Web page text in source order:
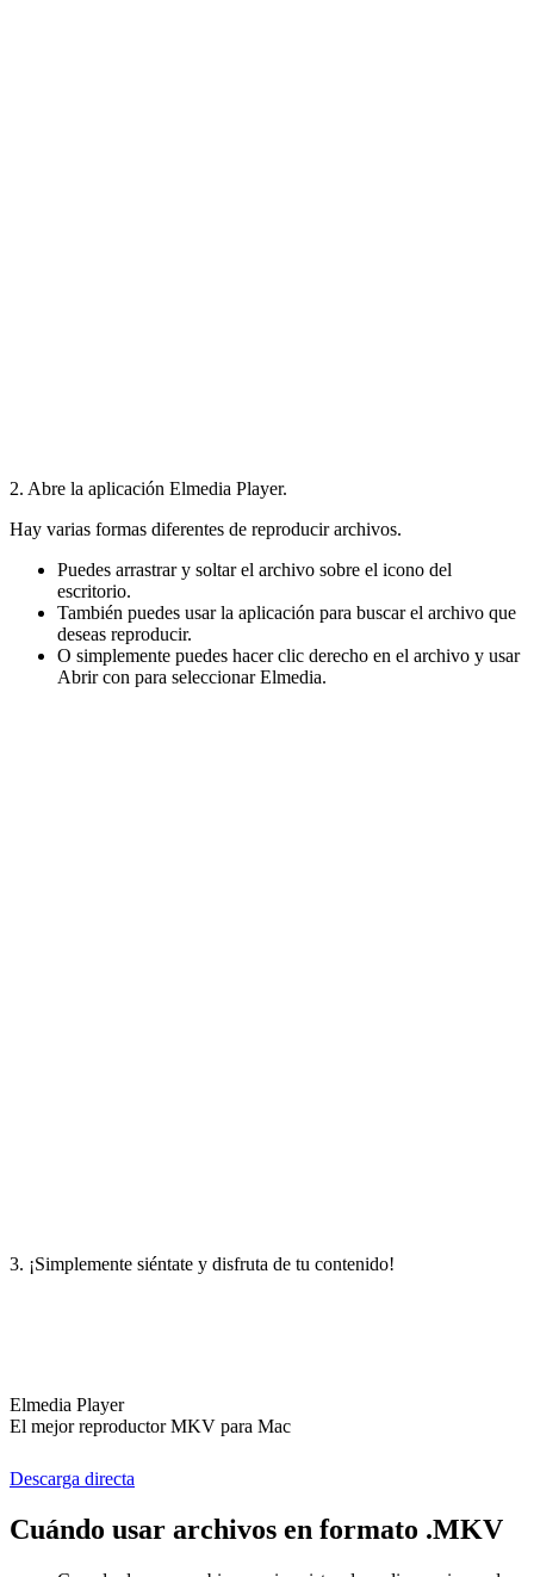
2. Abre la aplicación Elmedia Player.
Hay varias formas diferentes de reproducir archivos.
Puedes arrastrar y soltar el archivo sobre el icono del
escritorio.
También puedes usar la aplicación para buscar el archivo que
deseas reproducir.
O simplemente puedes hacer clic derecho en el archivo y usar
Abrir con para seleccionar Elmedia.
3. ¡Simplemente siéntate y disfruta de tu contenido!
Elmedia Player
El mejor reproductor MKV para Mac
Descarga directa
Cuándo usar archivos en formato .MKV